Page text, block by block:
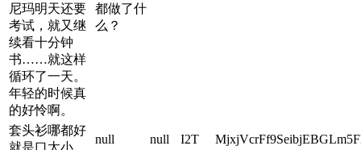
尼玛明天还要
考试，就又继
续看十分钟
书……就这样
循环了一天。
年轻的时候真
的好怜啊。
都做了什
么？
套头衫哪都好
就是口太小
null null I2T